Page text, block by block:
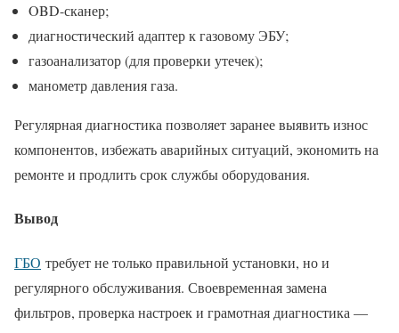
OBD-сканер;
диагностический адаптер к газовому ЭБУ;
газоанализатор (для проверки утечек);
манометр давления газа.
Регулярная диагностика позволяет заранее выявить износ
компонентов, избежать аварийных ситуаций, экономить на
ремонте и продлить срок службы оборудования.
Вывод
ГБО требует не только правильной установки, но и
регулярного обслуживания. Своевременная замена
фильтров, проверка настроек и грамотная диагностика —